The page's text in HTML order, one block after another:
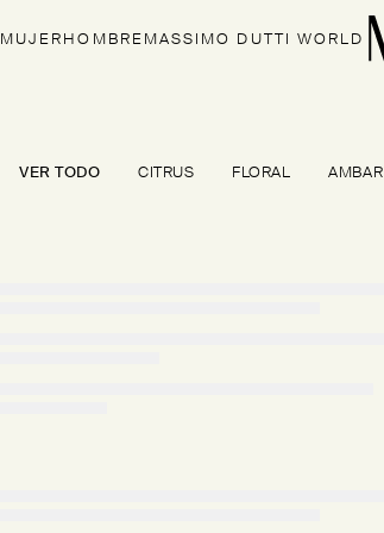
MUJER HOMBRE MASSIMO DUTTI WORLD
VER TODO CITRUS FLORAL AMBAR